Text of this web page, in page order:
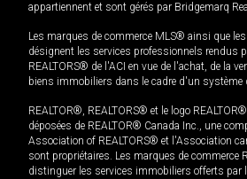
appartiennent et sont gérés par Bridgemarq
Les marques de commerce MLS® ainsi que
désignent les services professionnels rendus
REALTORS® de l'ACI en vue de l'achat, de la
biens immobiliers dans le cadre d'un système
REALTOR®, REALTORS® et le logo
déposées de REALTOR® Canada Inc., une
Association of REALTORS® et l'Association
sont propriétaires. Les marques de commerce
distinguer les services immobiliers offerts par